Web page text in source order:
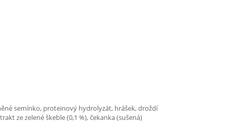
semínko, proteinový hydrolyzát, hrášek, droždí
ze zelené škeble (0,1 %), čekanka (sušená)